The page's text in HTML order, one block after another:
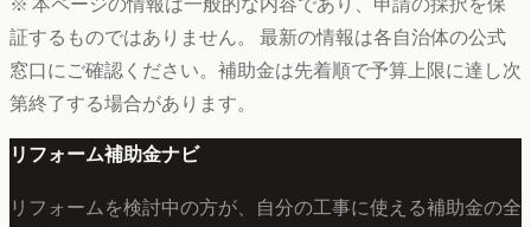
証するものではありません。 最新の情報は各自治体の公式
窓口にご確認ください。補助金は先着順で予算上限に達し次
第終了する場合があります。
リフォーム補助金ナビ
リフォームを検討中の方が、自分の工事に使える補助金の全